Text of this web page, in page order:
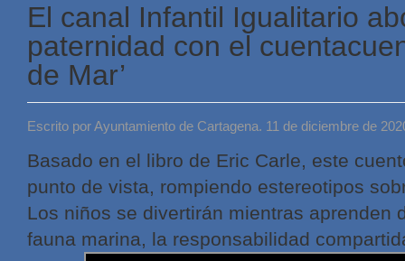
El canal Infantil Igualitario
paternidad con el
de Mar’
Escrito por Ayuntamiento de Cartagena. 11 de diciembre de
Basado en el libro de Eric Carle, este
punto de vista, rompiendo estereotipos
Los niños se divertirán mientras aprenden
fauna marina, la responsabilidad